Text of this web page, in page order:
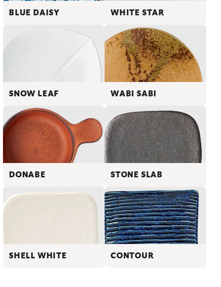
BLUE DAISY WHITE STAR
SNOW LEAF WABI SABI
DONABE STONE SLAB
SHELL WHITE CONTOUR